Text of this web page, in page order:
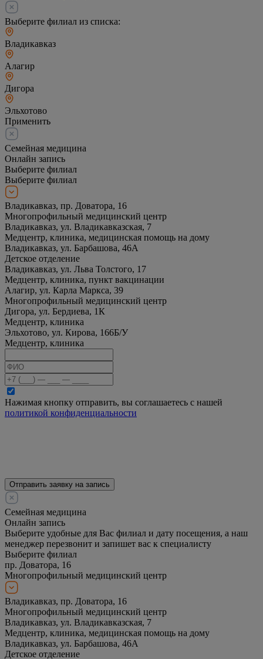
Выберите филиал из списка:
Владикавказ
Алагир
Дигора
Эльхотово
Применить
Семейная медицина
Онлайн запись
Выберите филиал
Выберите филиал
Владикавказ, пр. Доватора, 16
Многопрофильный медицинский центр
Владикавказ, ул. Владикавказская, 7
Медцентр, клиника, медицинская помощь на дому
Владикавказ, ул. Барбашова, 46А
Детское отделение
Владикавказ, ул. Льва Толстого, 17
Медцентр, клиника, пункт вакцинации
Алагир, ул. Карла Маркса, 39
Многопрофильный медицинский центр
Дигора, ул. Бердиева, 1К
Медцентр, клиника
Эльхотово, ул. Кирова, 166Б/У
Медцентр, клиника
Нажимая кнопку отправить, вы соглашаетесь с нашей
политикой конфиденциальности
Отправить заявку на запись
Семейная медицина
Онлайн запись
Выберите удобные для Вас филиал и дату посещения, а наш
менеджер перезвонит и запишет вас к специалисту
Выберите филиал
пр. Доватора, 16
Многопрофильный медицинский центр
Владикавказ, пр. Доватора, 16
Многопрофильный медицинский центр
Владикавказ, ул. Владикавказская, 7
Медцентр, клиника, медицинская помощь на дому
Владикавказ, ул. Барбашова, 46А
Детское отделение